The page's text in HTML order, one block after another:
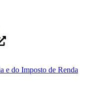
e do Imposto de Renda